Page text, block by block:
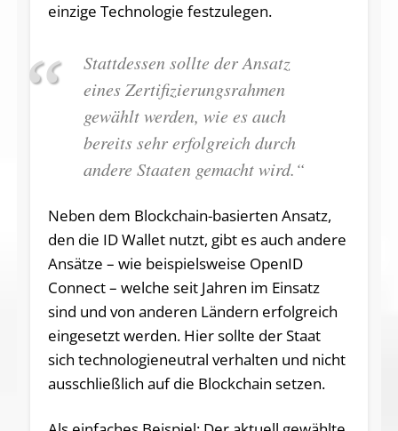
einzige Technologie festzulegen.
Stattdessen sollte der Ansatz
eines Zertifizierungsrahmen
gewählt werden, wie es auch
bereits sehr erfolgreich durch
andere Staaten gemacht wird.“
Neben dem Blockchain-basierten Ansatz,
den die ID Wallet nutzt, gibt es auch andere
Ansätze – wie beispielsweise OpenID
Connect – welche seit Jahren im Einsatz
sind und von anderen Ländern erfolgreich
eingesetzt werden. Hier sollte der Staat
sich technologieneutral verhalten und nicht
ausschließlich auf die Blockchain setzen.